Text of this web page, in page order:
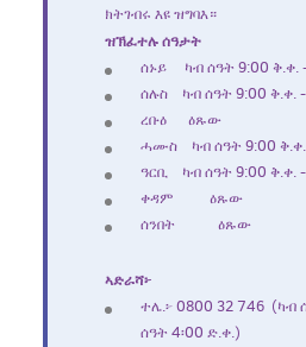
ክትገብሩ እዩ ዝግባእ።
ዝኽፈተሉ ሰዓታት
ሰኑይ ካብ ሰዓት 9:00 ቅ.ቀ.
ሰሉስ ካብ ሰዓት 9:00 ቅ.ቀ.
ረቡዕ ዕጹው
ሓሙስ ካብ ሰዓት 9:00 ቅ.ቀ.
ዓርቢ ካብ ሰዓት 9:00 ቅ.ቀ.
ቀዳም ዕጹው
ሰንበት ዕጹው
ኣድራሻ፦
ተሌ.፦ 0800 32 746 (ካብ
ሰዓት 4፡00 ድ.ቀ.)